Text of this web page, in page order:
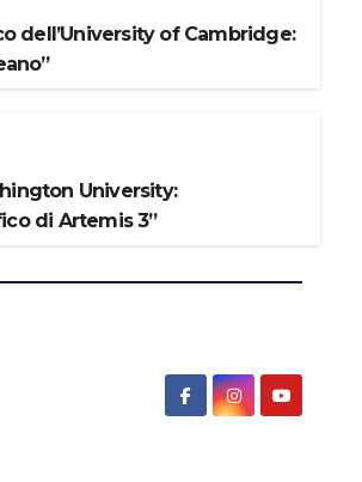
dell’University of Cambridge:
University:
di Artemis 3”